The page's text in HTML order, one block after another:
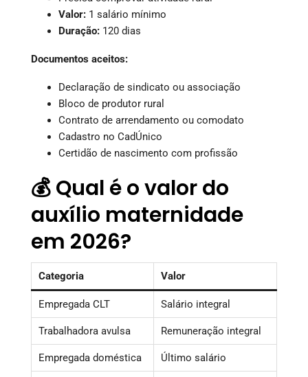
Valor: 1 salário mínimo
Duração: 120 dias
Documentos aceitos:
Declaração de sindicato ou associação
Bloco de produtor rural
Contrato de arrendamento ou comodato
Cadastro no CadÚnico
Certidão de nascimento com profissão
💰 Qual é o valor do
auxílio maternidade
em 2026?
Categoria Valor
Empregada CLT Salário integral
Trabalhadora avulsa Remuneração integral
Empregada doméstica Último salário